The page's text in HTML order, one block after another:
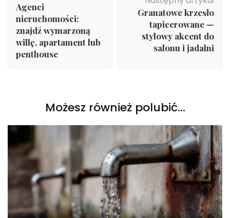
Agenci
nieruchomości:
znajdź wymarzoną
willę, apartament lub
penthouse
Granatowe krzesło
tapicerowane —
stylowy akcent do
salonu i jadalni
Możesz również polubić…